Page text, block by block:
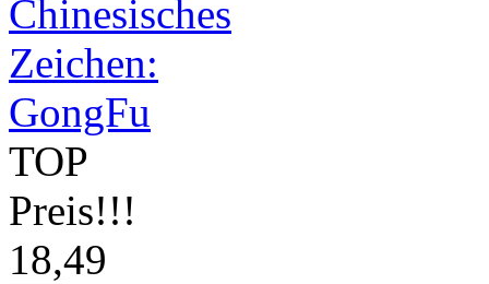
TOP
Preis!!!
18,49